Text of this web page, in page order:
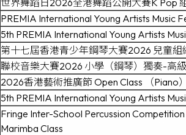
世界舞蹈日2026全港舞蹈公開大賽K Pop
PREMIA International Young Artists Music
5th PREMIA International Young Artists
第十七屆香港青少年鋼琴大賽2026 兒童組
聯校音樂大賽2026 小學（鋼琴）獨奏-高
2026香港藝術推廣節 Open Class （Piano
5th PREMIA International Young Artists
Fringe Inter-School Percussion
Marimba Class